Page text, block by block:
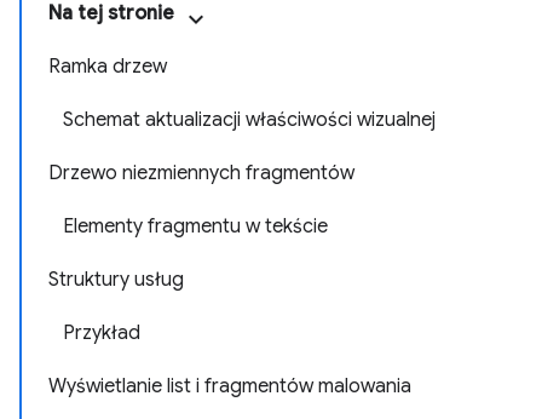
Na tej stronie
Ramka drzew
Schemat aktualizacji właściwości wizualnej
Drzewo niezmiennych fragmentów
Elementy fragmentu w tekście
Struktury usług
Przykład
Wyświetlanie list i fragmentów malowania